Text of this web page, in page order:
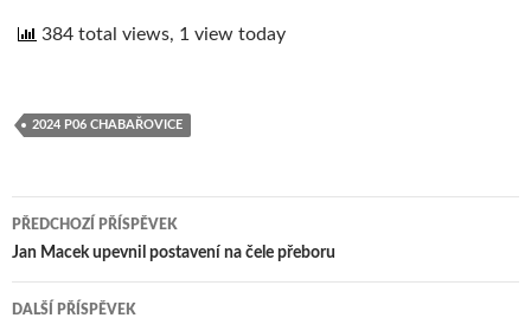
384 total views, 1 view today
2024 P06 CHABAŘOVICE
Navigace
pro
PŘEDCHOZÍ PŘÍSPĚVEK
Jan Macek upevnil postavení na čele přeboru
DALŠÍ PŘÍSPĚVEK